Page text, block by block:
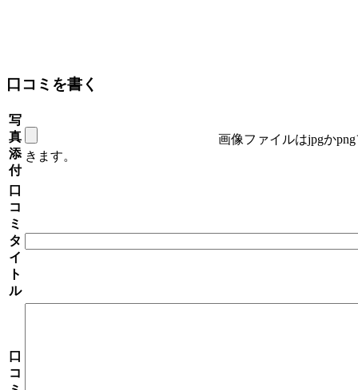
口コミを書く
写
真
添
付
画像ファイルはjpgか
きます。
口
コ
ミ
タ
イ
ト
ル
口
コ